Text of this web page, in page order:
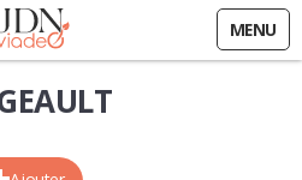
MENU